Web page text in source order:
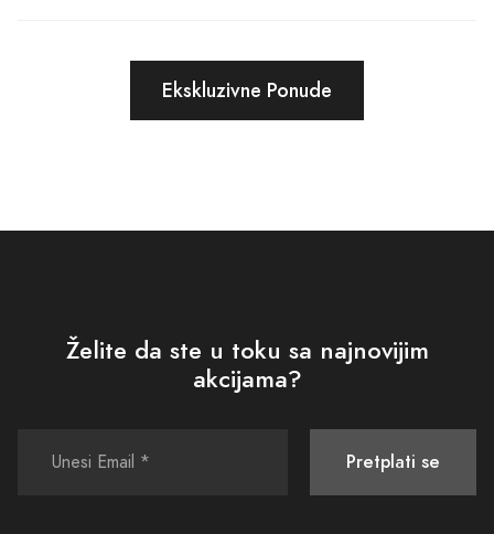
dostupne samo u okviru iznimne Black Friday akcije. Sa svakim klikom,
svaki mali ugovor o kupovini donosi vas jedan korak bliže ostvarenju
dan. Uživajte u trenutku kada se osjećate posebno, jer svaka bočica
Ova sezona nudi nevjerojatne pogodnosti i neponovljive ponude, a
vas pozivamo da zaronite dublje u svijet parfema. Otkrijte bogatstvo
posebnog dana. Ne čekajte – povodom Black Friday Bugojno vrijeme
Ekskluzivne Ponude
Želite da ste u toku sa najnovijim
akcijama?
Pretplati se